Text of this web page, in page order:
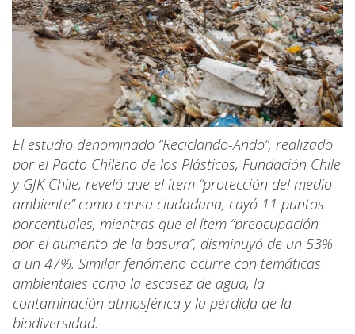
El estudio denominado “Reciclando-Ando”, realizado
por el Pacto Chileno de los Plásticos, Fundación Chile
y GfK Chile, reveló que el ítem “protección del medio
ambiente” como causa ciudadana, cayó 11 puntos
porcentuales, mientras que el ítem “preocupación
por el aumento de la basura”, disminuyó de un 53%
a un 47%. Similar fenómeno ocurre con temáticas
ambientales como la escasez de agua, la
contaminación atmosférica y la pérdida de la
biodiversidad.